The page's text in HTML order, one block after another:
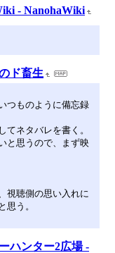
- NanohaWiki
ド畜生
つものように備忘録
てネタバレを書く。
と思うので、まず映
視聴側の思い入れに
思う。
ハンター2広場 -